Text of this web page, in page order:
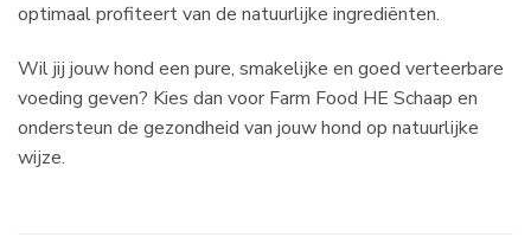
optimaal profiteert van de natuurlijke ingrediënten.
Wil jij jouw hond een pure, smakelijke en goed verteerbare
voeding geven? Kies dan voor Farm Food HE Schaap en
ondersteun de gezondheid van jouw hond op natuurlijke
wijze.